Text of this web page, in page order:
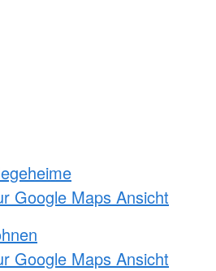
Google Maps Ansicht
Google Maps Ansicht